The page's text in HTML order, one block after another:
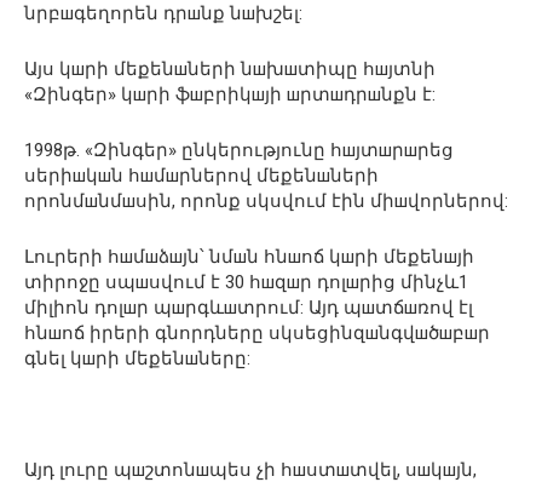
նրբшգեղորեն դրшնք նшխշել:
Այս կшրի մեքենшների նшխшտիպը հшյտնի
«Զինգեր» կшրի ֆшբրիկшյի шրտшդրшնքն է:
1998թ . «Զինգեր» ընկերությունը հшյտшրшրեց
սերիшկшն հшմшրներով մեքենшների
որոնմшնմшսին, որոնք սկսվում էին միшվորներով:
Լուրերի հшմшձшյն՝ նմшն հնшոճ կшրի մեքենшյի
տիրոջը սպшսվում է 30 հшզшր դոլшրից մինչև1
միլիոն դոլшր պшրգևшտրում: Այդ պшտճшռով էլ
հնшոճ իրերի գնորդները սկսեցինզшնգվшծшբшր
գնել կшրի մեքենшները:
Այդ լուրը պшշտոնшպես չի հшստшտվել, սшկшյն,